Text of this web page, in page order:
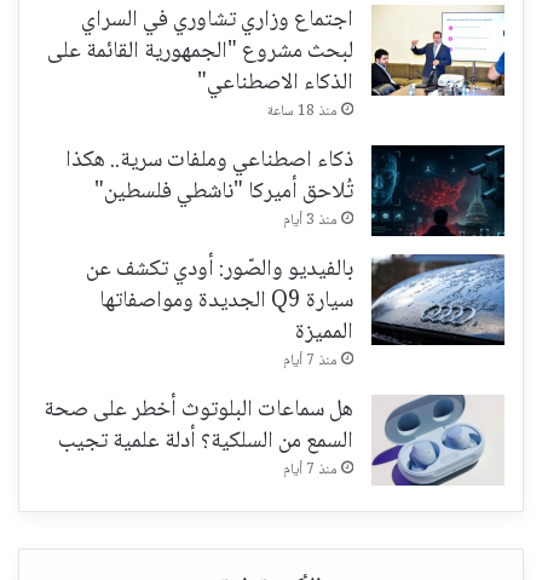
اجتماع وزاري تشاوري في السراي
لبحث مشروع "الجمهورية القائمة على
الذكاء الاصطناعي"
منذ 18 ساعة
ذكاء اصطناعي وملفات سرية.. هكذا
تُلاحق أميركا "ناشطي فلسطين"
منذ 3 أيام
بالفيديو والصّور: أودي تكشف عن
سيارة Q9 الجديدة ومواصفاتها
المميزة
منذ 7 أيام
هل سماعات البلوتوث أخطر على صحة
السمع من السلكية؟ أدلة علمية تجيب
منذ 7 أيام